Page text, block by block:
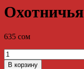
Охотничья
635 сом
Количество
Охотничья
В корзину